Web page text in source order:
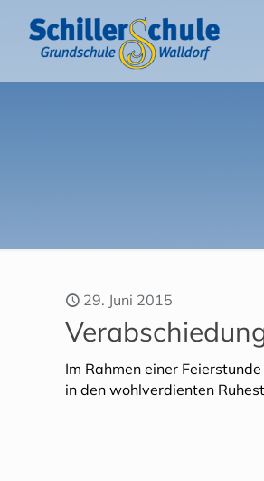
29. Juni 2015
Im Rahmen einer
in den wohlverdienten